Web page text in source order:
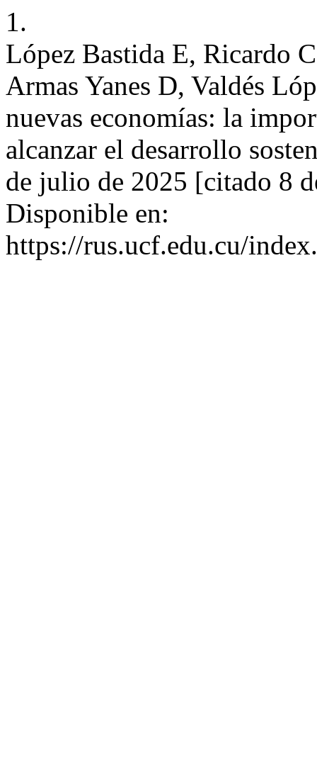
1.
López Bastida E, Ricardo
Armas Yanes D, Valdés
nuevas economías: la
alcanzar el desarrollo
de julio de 2025 [citado 8
Disponible en:
https://rus.ucf.edu.cu/